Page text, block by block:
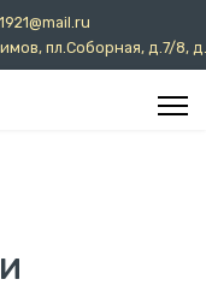
пл.Соборная, д.7/8,